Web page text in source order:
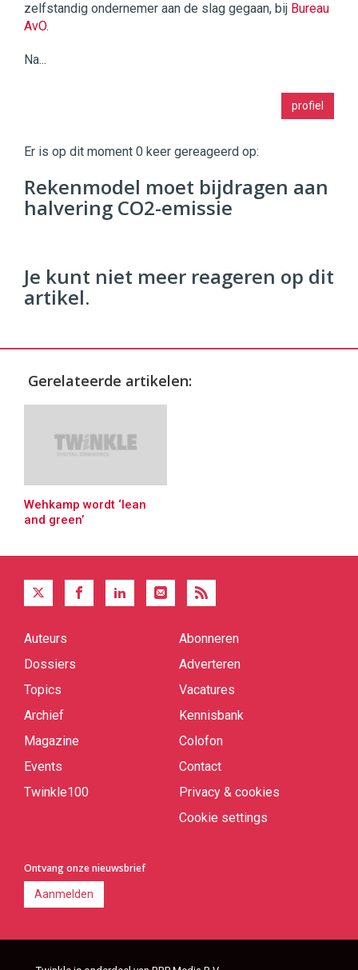
zelfstandig ondernemer aan de slag gegaan, bij Bureau
AvO.
Na...
profiel
Commerce https://twinklemagazine.nl
9654
Er is op dit moment 0 keer gereageerd op:
Rekenmodel moet bijdragen aan
halvering CO2-emissie
Je kunt niet meer reageren op dit
artikel.
Gerelateerde artikelen:
Wehkamp wordt ‘lean
and green’
Quick
Auteurs
Dossiers
Topics
Archief
Magazine
Events
Twinkle100
Abonneren
Adverteren
Vacatures
Kennisbank
Colofon
Contact
Privacy & cookies
Cookie settings
Ontvang onze nieuwsbrief
Aanmelden